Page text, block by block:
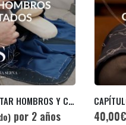
CAPÍTULO 4 – HILOS FLOJOS Y COSIDO DE PINZAS
por 2 años 40,00€